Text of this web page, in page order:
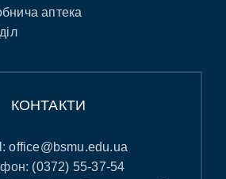
аптека
КОНТАКТИ
office@bsmu.edu.ua
(0372) 55-37-54